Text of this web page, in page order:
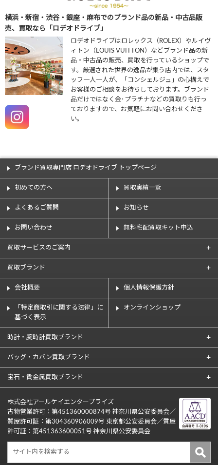
横浜・新宿・渋谷・銀座・麻布でのブランド品の新品・中古品販
売、買取なら「ロデオドライブ」
ロデオドライブはロレックス（ROLEX）やルイヴ
ィトン（LOUIS VUITTON）などブランド品の新
品・中古品の販売、買取を行っているショップで
す。厳選された世界の逸品が集う店内では、スタ
ッフ一人一人が、「コンシェルジュ」の心構えで
お客様のご相談をお待ちしております。ブランド
品だけではなく金･プラチナなどの買取りも行っ
ておりますので、お気軽にお問い合わせくださ
い。
ブランド買取専門店 ロデオドライブ トップページ
初めての方へ 買取実績一覧
よくあるご質問 お知らせ
お問い合わせ 無料宅配買取キット申込
買取サービスのご案内
買取ブランド
会社概要 個人情報保護方針
「特定商取引に関する法律」に
基づく表示
オンラインショップ
時計・腕時計買取ブランド
バッグ・カバン買取ブランド
宝石・貴金属買取ブランド
株式会社アールケイエンタープライズ
古物営業許可：第451360000874号 神奈川県公安委員会／
質屋許可証：第304360906009号 東京都公安委員会／質屋
許可証：第451363600051号 神奈川県公安委員会